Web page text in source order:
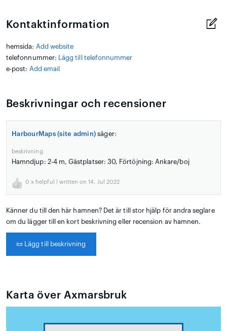
Kontaktinformation
hemsida: Add website
telefonnummer:
Lägg till telefonnummer
e-post: Add email
Beskrivningar och recensioner
HarbourMaps (site admin) säger:
beskrivning
Hamndjup: 2-4 m, Gästplatser: 30, Förtöjning: Ankare/boj
0 x helpful | written on 14. Jul 2022
Känner du till den här hamnen? Det är till stor hjälp för andra seglare
om du lägger till en kort beskrivning eller recension av hamnen.
📜 Lägg till beskrivning
Karta över Axmarsbruk